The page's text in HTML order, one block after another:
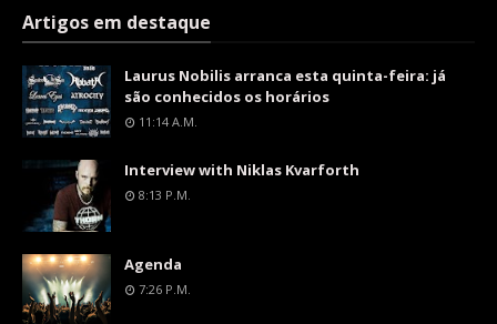
Artigos em destaque
Laurus Nobilis arranca esta quinta-feira: já
são conhecidos os horários
11:14 A.m.
Interview with Niklas Kvarforth
8:13 P.m.
Agenda
7:26 P.m.